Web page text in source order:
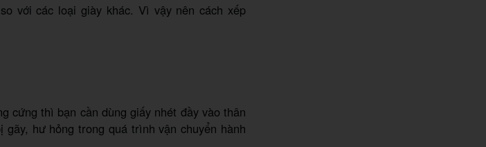
với các loại giày khác. Vì vậy nên cách xếp
cứng thì bạn cần dùng giấy nhét đầy vào thân
hư hỏng trong quá trình vận chuyển hành